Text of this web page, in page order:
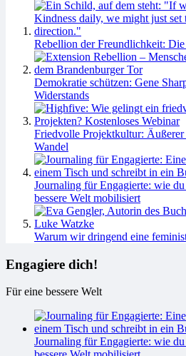
Rebellion der Freundlichkeit:
Demokratie schützen: Gene
Widerstands
Friedvolle Projektkultur: Äußerer
Wandel
Journaling für Engagierte: wie
bessere Welt mobilisiert
Warum wir dringend eine
Engagiere dich!
Für eine bessere Welt
Journaling für Engagierte: wie